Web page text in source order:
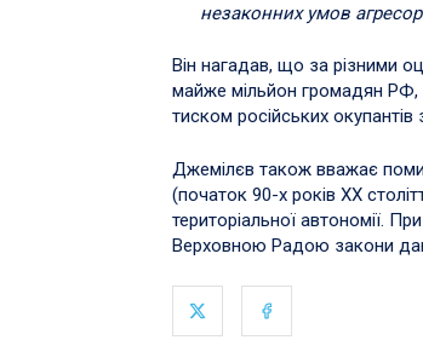
незаконних умов
Він нагадав, що за різними
майже мільйон громадян РФ, а
тиском російських окупантів
Джемілєв також вважає
(початок 90-х років ХХ
територіальної автономії.
Верховною Радою закони